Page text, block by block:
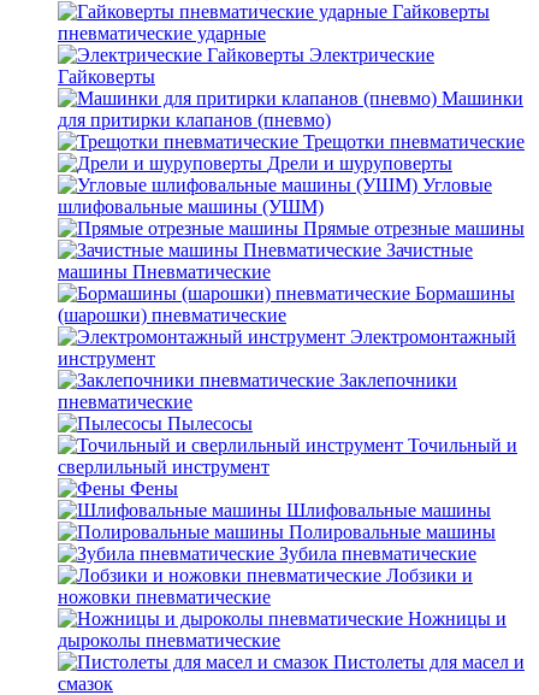
Гайковерты
пневматические ударные
Электрические
Гайковерты
Машинки
для притирки клапанов (пневмо)
Трещотки пневматические
Дрели и шуруповерты
Угловые
шлифовальные машины (УШМ)
Прямые отрезные машины
Зачистные
машины Пневматические
Бормашины
(шарошки) пневматические
Электромонтажный
инструмент
Заклепочники
пневматические
Пылесосы
Точильный и
сверлильный инструмент
Фены
Шлифовальные машины
Полировальные машины
Зубила пневматические
Лобзики и
ножовки пневматические
Ножницы и
дыроколы пневматические
Пистолеты для масел и
смазок